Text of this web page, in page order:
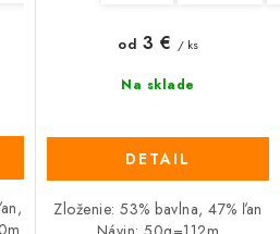
Na sklade
od 3 € / ks
DETAIL
Zloženie: 53% bavlna, 47% ľan